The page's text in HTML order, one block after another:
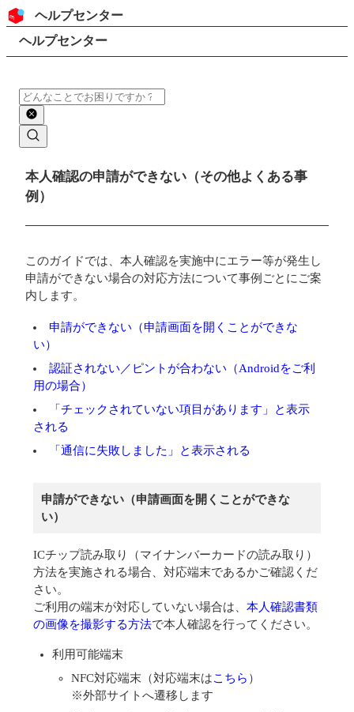
コンテンツにスキップ
ヘッダー
ヘルプセンター
検索
パンくずリスト
ヘルプセンター
検索
メインコンテンツ
本人確認の申請ができない（その他よくある事
例）
このガイドでは、本人確認を実施中にエラー等が発生し
申請ができない場合の対応方法について事例ごとにご案
内します。
申請ができない（申請画面を開くことができな
い）
認証されない／ピントが合わない（Androidをご利
用の場合）
「チェックされていない項目があります」と表示
される
「通信に失敗しました」と表示される
申請ができない（申請画面を開くことができな
い）
ICチップ読み取り（マイナンバーカードの読み取り）
方法を実施される場合、対応端末であるかご確認くだ
さい。
ご利用の端末が対応していない場合は、 本人確認書類
の画像を撮影する方法で本人確認を行ってください。
利用可能端末
NFC対応端末（対応端末はこちら ）
※外部サイトへ遷移します